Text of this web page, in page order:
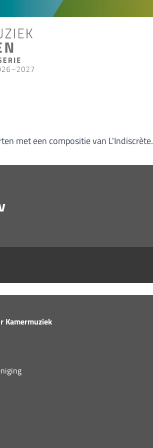
met een compositie van L'Indiscrète.
Kamermuziek